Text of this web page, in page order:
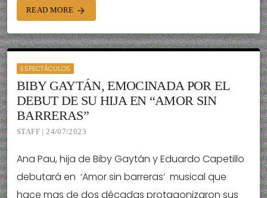
READ MORE arrow_forward
ESPECTÁCULOS
BIBY GAYTÁN, EMOCINADA POR EL
DEBUT DE SU HIJA EN “AMOR SIN
BARRERAS”
STAFF | 24/07/2023
Ana Pau, hija de Biby Gaytán y Eduardo Capetillo
debutará en ‘Amor sin barreras’ musical que
hace mas de dos décadas protagonizaron sus